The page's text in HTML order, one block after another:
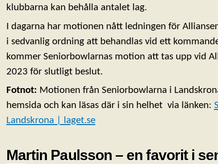
klubbarna kan behålla antalet lag.
I dagarna har motionen nått ledningen för
i sedvanlig ordning att behandlas vid ett
kommer Seniorbowlarnas motion att tas upp vid
2023 för slutligt beslut.
Fotnot: Motionen från Seniorbowlarna i
hemsida och kan läsas där i sin helhet via länken:
Landskrona | laget.se
Martin Paulsson – en favorit i